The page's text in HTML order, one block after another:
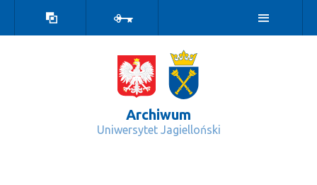
kontrastowa
Archiwum
Uniwersytet Jagielloński